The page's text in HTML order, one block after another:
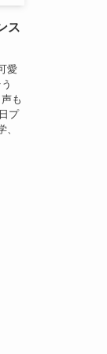
ス
愛
も
プ